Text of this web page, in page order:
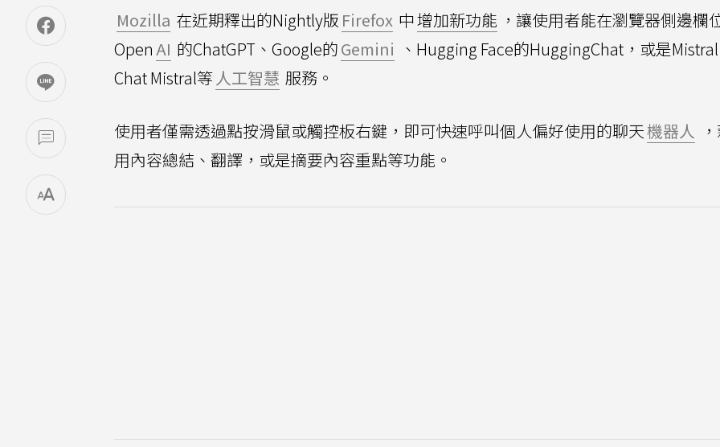
Mozilla 在近期釋出的Nightly版 Firefox 中增加新功能 ，讓使用者能在瀏覽器側邊欄
OpenAI 的ChatGPT、Google的Gemini 、Hugging Face的HuggingChat，或是
Chat Mistral等人工智慧 服務。
使用者僅需透過點按滑鼠或觸控板右鍵，即可快速呼叫個人偏好使用的聊天機器人
用內容總結、翻譯，或是摘要內容重點等功能。